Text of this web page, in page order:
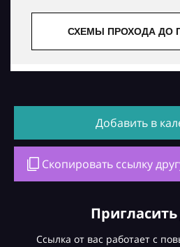
СХЕМЫ ПРОХОДА ДО
Добавить в
Скопировать ссылку
Пригласить
Ссылка от вас работает с